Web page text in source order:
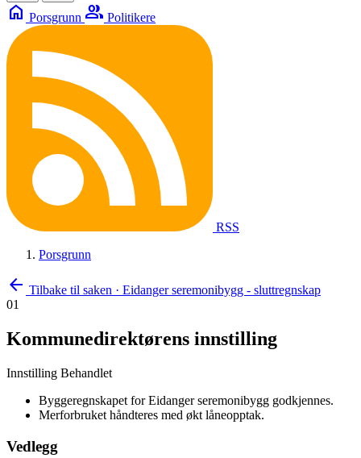
home Porsgrunn group Politikere
RSS
Porsgrunn
arrow_back Tilbake til saken · Eidanger seremonibygg - sluttregnskap
01
Kommunedirektørens innstilling
Innstilling Behandlet
Byggeregnskapet for Eidanger seremonibygg godkjennes.
Merforbruket håndteres med økt låneopptak.
Vedlegg